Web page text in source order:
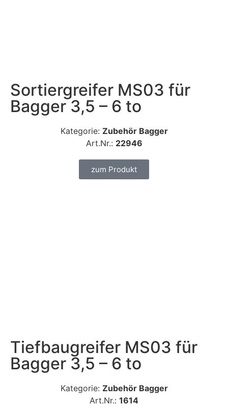
Sortiergreifer MS03 für
Bagger 3,5 – 6 to
Kategorie: Zubehör Bagger
Art.Nr.: 22946
zum Produkt
Tiefbaugreifer MS03 für
Bagger 3,5 – 6 to
Kategorie: Zubehör Bagger
Art.Nr.: 1614